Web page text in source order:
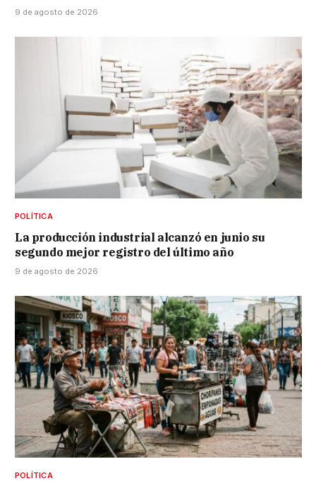
9 de agosto de 2026
POLÍTICA
La producción industrial alcanzó en junio su
segundo mejor registro del último año
9 de agosto de 2026
POLÍTICA